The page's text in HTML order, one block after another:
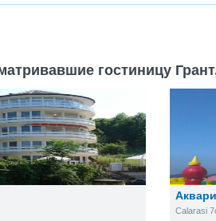
гостиницу
Calarasi